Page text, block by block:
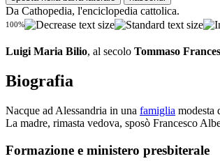
Da Cathopedia, l'enciclopedia cattolica.
100%
Luigi Maria Bilio, al secolo Tommaso
Biografia
Nacque ad Alessandria in una famiglia modesta
La madre, rimasta vedova, sposò Francesco
Formazione e ministero presbiterale